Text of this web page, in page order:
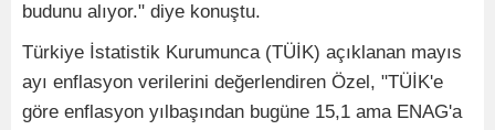
budunu alıyor." diye konuştu.
Türkiye İstatistik Kurumunca (TÜİK) açıklanan mayıs
ayı enflasyon verilerini değerlendiren Özel, "TÜİK'e
göre enflasyon yılbaşından bugüne 15,1 ama ENAG'a